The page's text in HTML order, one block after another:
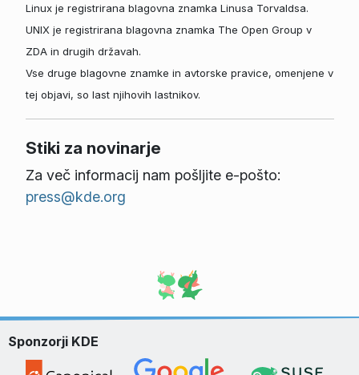
Linux je registrirana blagovna znamka Linusa Torvaldsa.
UNIX je registrirana blagovna znamka The Open Group v
ZDA in drugih državah.
Vse druge blagovne znamke in avtorske pravice, omenjene v
tej objavi, so last njihovih lastnikov.
Stiki za novinarje
Za več informacij nam pošljite e-pošto:
press@kde.org
Sponzorji KDE